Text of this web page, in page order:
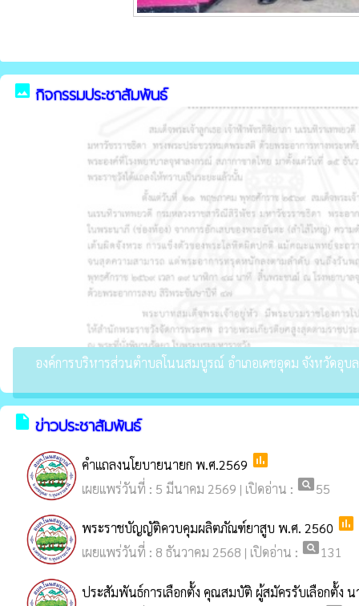
image กิจกรรมประชาสัมพันธ์
องค์การบริหารส่วนตำบลโนนสมบูรณ์ อำเภอเดชอุดม จังหวัดอุ
insert_drive_file ข่าวประชาสัมพันธ์
คำเเถลงนโยบายนายก พ.ศ.2569 poll
เผยแพร่วันที่ : 5 มีนาคม 2569 | เปิดอ่าน : pageview55
พระราชบัญญัติควบคุมผลิตภัณฑ์ยาสูบ พ.ศ. 2560 poll
เผยแพร่วันที่ : 8 ธันวาคม 2568 | เปิดอ่าน : pageview131
ประสัมพันธ์การเลือกตั้ง คุณสมบัติ ผู้สมัครรับเลือกตั้ง